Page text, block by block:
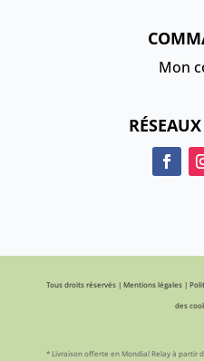
Mon
Tous droits réservés |Mentions légales |
des
* Livraison offerte en Mondial Relay à partir